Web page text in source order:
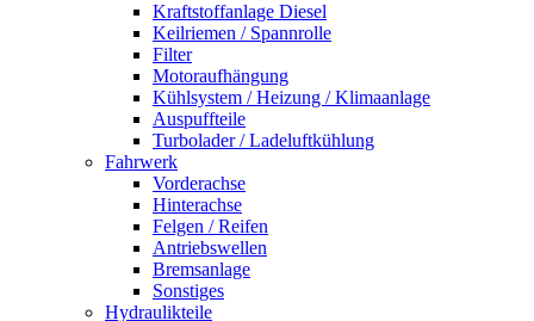
Kraftstoffanlage Diesel
Keilriemen / Spannrolle
Filter
Motoraufhängung
Kühlsystem / Heizung / Klimaanlage
Auspuffteile
Turbolader / Ladeluftkühlung
Fahrwerk
Vorderachse
Hinterachse
Felgen / Reifen
Antriebswellen
Bremsanlage
Sonstiges
Hydraulikteile